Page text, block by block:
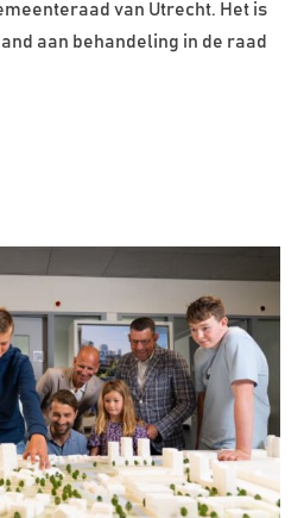
van Utrecht. Het is
aan behandeling in de raad